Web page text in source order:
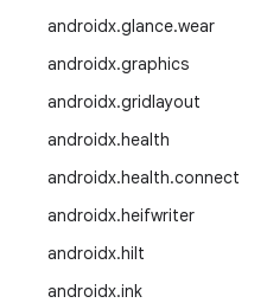
androidx.glance.wear
androidx.graphics
androidx.gridlayout
androidx.health
androidx.health.connect
androidx.heifwriter
androidx.hilt
androidx.ink